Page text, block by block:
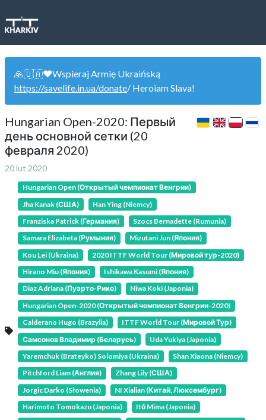
🙏🇺🇦❤️Wspieraj Armię Ukraińską
https://savelife.in.ua/donate/ Heroiam Slava!
Hungarian Open-2020: Первый
день основной сетки (20
февраля 2020)
20 lut 2020
Hungarian Open (Открытый чемпионат Венгрии)
Jha Kanak (США)
Han Ying (Niemcy)
Franziska Patrick (Германия)
Szocs Bernadette (Rumunia)
Samara Elizabeta (Румыния)
Mizutani Jun (Япония)
Kou Lei (Ukraina)
2020 ITTF World Tour (Мировой тур-2020)
Hirano Miu (Япония)
Ishikawa Kasumi (Япония)
Diaz Adriana (Пуэрто-Рико)
Niwa Koki (Japonia)
Hungarian Open-2020 (Открытый чемпионат Венгрии-2020)
Calderano Hugo (Brazylia)
ITTF World Tour (Мировой Тур)
Самсонов Владимир (Беларусь)
Uda Yukiya (Japonia)
Yaremchuk (Brateyko) Solomiya (Ukraina)
Shan Xiaona (Niemcy)
Pitchford Liam (Англия)
Zhang Lily (США)
Jorgic Darko (Słowenia)
NI Xialian (Китай, Люксембург)
Harimoto Tomokazu (Japonia)
Itō Mima (Japonia)